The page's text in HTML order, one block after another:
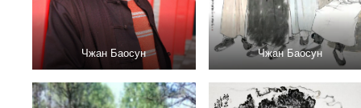
Чжан Баосун Чжан Баосун